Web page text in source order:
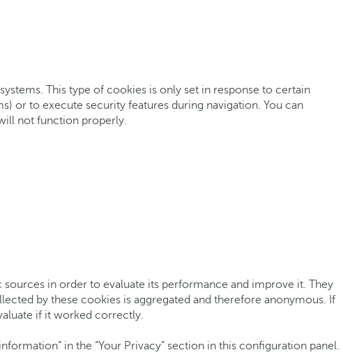
This type of cookies is only set in response to certain
or to execute security features during navigation. You can
not function properly.
in order to evaluate its performance and improve it. They
by these cookies is aggregated and therefore anonymous. If
if it worked correctly.
in the “Your Privacy” section in this configuration panel.